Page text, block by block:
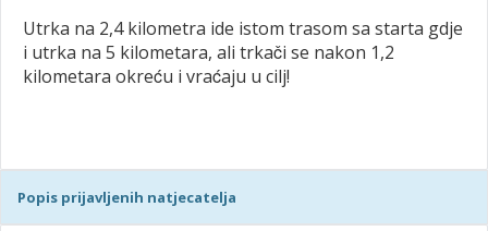
Utrka na 2,4 kilometra ide istom trasom sa starta gdje
i utrka na 5 kilometara, ali trkači se nakon 1,2
kilometara okreću i vraćaju u cilj!
Popis prijavljenih natjecatelja